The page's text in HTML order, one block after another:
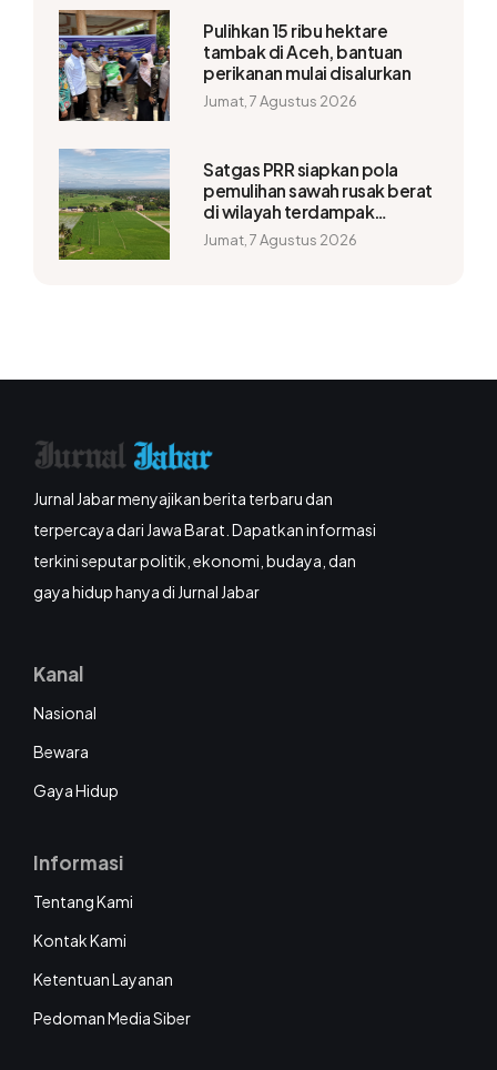
Pulihkan 15 ribu hektare
tambak di Aceh, bantuan
perikanan mulai disalurkan
Jumat, 7 Agustus 2026
Satgas PRR siapkan pola
pemulihan sawah rusak berat
di wilayah terdampak
bencana
Jumat, 7 Agustus 2026
Jurnal Jabar menyajikan berita terbaru dan
terpercaya dari Jawa Barat. Dapatkan informasi
terkini seputar politik, ekonomi, budaya, dan
gaya hidup hanya di Jurnal Jabar
Kanal
Nasional
Bewara
Gaya Hidup
Informasi
Tentang Kami
Kontak Kami
Ketentuan Layanan
Pedoman Media Siber